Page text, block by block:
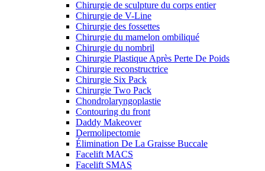
Chirurgie de sculpture du corps entier
Chirurgie de V-Line
Chirurgie des fossettes
Chirurgie du mamelon ombiliqué
Chirurgie du nombril
Chirurgie Plastique Après Perte De Poids
Chirurgie reconstructrice
Chirurgie Six Pack
Chirurgie Two Pack
Chondrolaryngoplastie
Contouring du front
Daddy Makeover
Dermolipectomie
Élimination De La Graisse Buccale
Facelift MACS
Facelift SMAS